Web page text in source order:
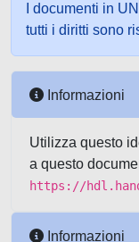
I documenti in
tutti i diritti sono
Informazioni
Utilizza questo
a questo
https://
Informazioni